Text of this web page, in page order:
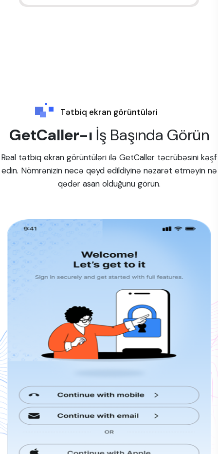
Tətbiq ekran görüntüləri
GetCaller-ı İş Başında Görün
Real tətbiq ekran görüntüləri ilə GetCaller təcrübəsini kəşf
edin. Nömrənizin necə qeyd edildiyinə nəzarət etməyin nə
qədər asan olduğunu görün.